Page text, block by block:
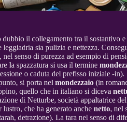
il collegamento tra il sostantivo
leggiadria sia pulizia e nettezza.
, nel senso di purezza ad esempio di
la spazzatura si usa il termine
o caduta del prefisso iniziale -
si porta nel mondezzaio (in
quello che in italiano si diceva
di Netturbe, società appaltatrice
lustro, che ha generato anche netto, nel
detrazione). La tara nel senso di